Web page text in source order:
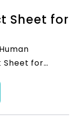
Sheet for
Sheet for